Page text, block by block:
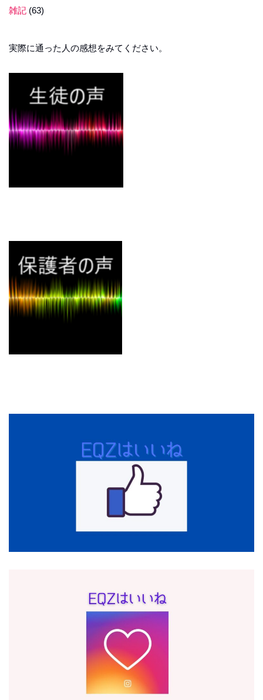
雑記 (63)
実際に通った人の感想をみてください。